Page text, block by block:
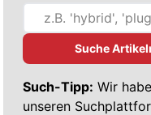
Suche
Such-Tipp: Wir
unseren